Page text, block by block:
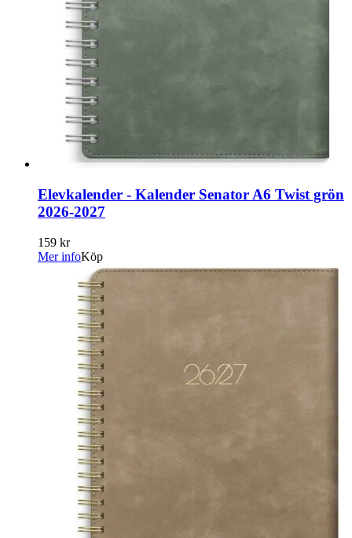
Elevkalender - Kalender Senator A6 Twist grön
2026-2027
159 kr
Mer infoKöp